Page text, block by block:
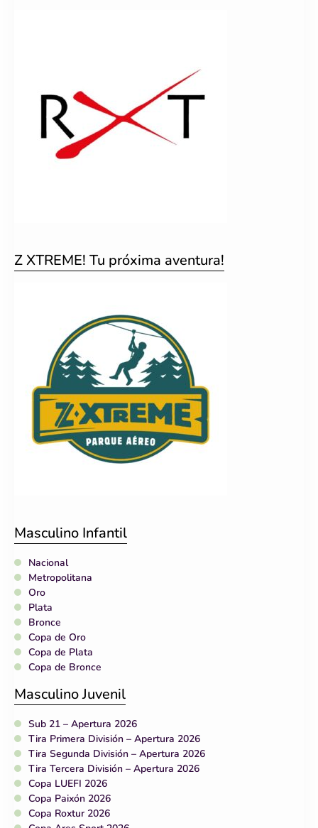
Z XTREME! Tu próxima aventura!
Masculino Infantil
Nacional
Metropolitana
Oro
Plata
Bronce
Copa de Oro
Copa de Plata
Copa de Bronce
Masculino Juvenil
Sub 21 – Apertura 2026
Tira Primera División – Apertura 2026
Tira Segunda División – Apertura 2026
Tira Tercera División – Apertura 2026
Copa LUEFI 2026
Copa Paixón 2026
Copa Roxtur 2026